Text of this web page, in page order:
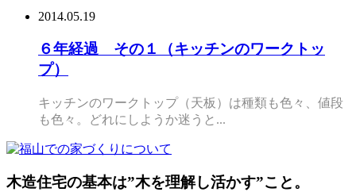
2014.05.19
６年経過 その１（キッチンのワークトッ
プ）
キッチンのワークトップ（天板）は種類も色々、値段
も色々。どれにしようか迷うと...
木造住宅の基本は”木を理解し活かす”こと。